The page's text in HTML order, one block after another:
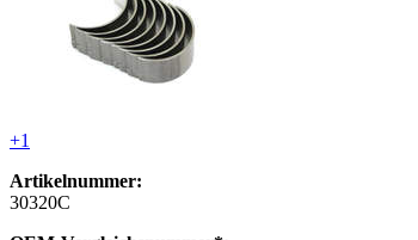
+1
Artikelnummer:
30320C